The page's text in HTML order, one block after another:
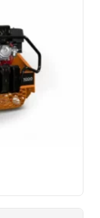
en option.